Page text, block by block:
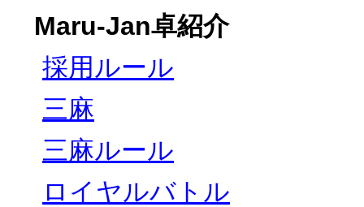
Maru-Jan卓紹介
採用ルール
三麻
三麻ルール
ロイヤルバトル